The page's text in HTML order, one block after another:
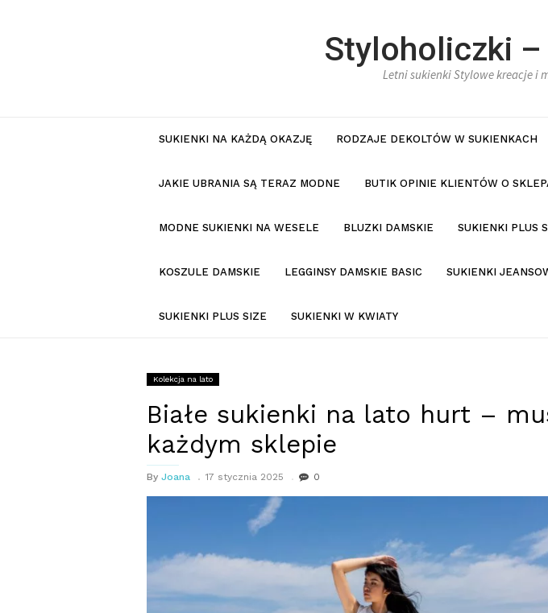
Styloholiczki
Letni sukienki Stylowe kreacje i
SUKIENKI NA KAŻDĄ OKAZJĘ RODZAJE DEKOLTÓW W SUKIENKACH
JAKIE UBRANIA SĄ TERAZ MODNE BUTIK OPINIE KLIENTÓW O
MODNE SUKIENKI NA WESELE BLUZKI DAMSKIE SUKIENKI PLUS
KOSZULE DAMSKIE LEGGINSY DAMSKIE BASIC SUKIENKI
SUKIENKI PLUS SIZE SUKIENKI W KWIATY
Kolekcja na lato
Białe sukienki na lato hurt –
każdym sklepie
By Joana 17 stycznia 2025 0